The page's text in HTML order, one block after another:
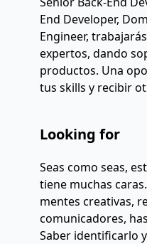
End Developer,
Engineer,
expertos, dando
productos. Una
tus skills y recibir
Looking for
Seas como seas,
tiene muchas
mentes creativas,
comunicadores,
Saber identificarlo